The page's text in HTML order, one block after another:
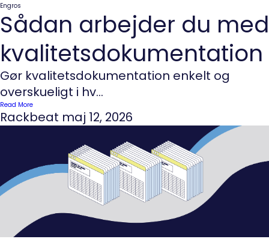
Engros
Sådan arbejder du med
kvalitetsdokumentation
Gør kvalitetsdokumentation enkelt og
overskueligt i hv...
Read More
Rackbeat maj 12, 2026